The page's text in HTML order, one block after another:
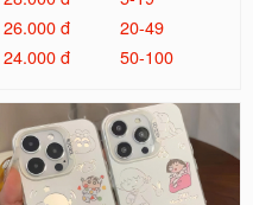
26.000 đ
20-49
24.000 đ
50-100